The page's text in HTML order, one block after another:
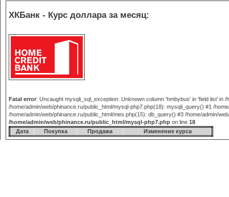
ХКБанк - Курс доллара за месяц:
Fatal error: Uncaught mysqli_sql_exception: Unknown column 'hmbybus' in 'field list'
/home/admin/web/phinance.ru/public_html/mysql-php7.php(18): mysqli_query() #1 /
/home/admin/web/phinance.ru/public_html/mes.php(15): db_query() #3 /home/admin/
/home/admin/web/phinance.ru/public_html/mysql-php7.php on line 18
Дата
Покупка Продажа Изменение курса